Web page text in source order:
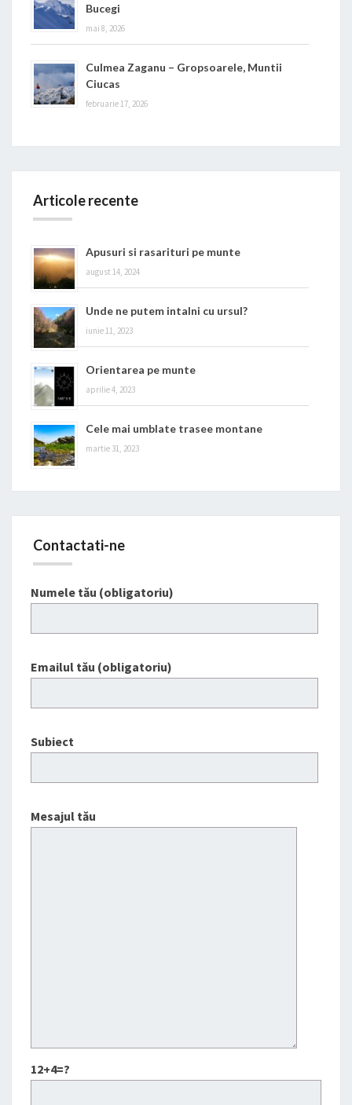
Bucegi
mai 8, 2026
Culmea Zaganu – Gropsoarele, Muntii
Ciucas
februarie 17, 2026
Articole recente
Apusuri si rasarituri pe munte
august 14, 2024
Unde ne putem intalni cu ursul?
iunie 11, 2023
Orientarea pe munte
aprilie 4, 2023
Cele mai umblate trasee montane
martie 31, 2023
Contactati-ne
Numele tău (obligatoriu)
Emailul tău (obligatoriu)
Subiect
Mesajul tău
12+4=?